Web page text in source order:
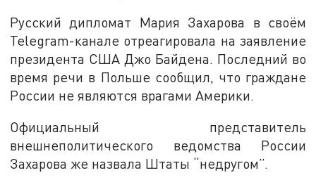
Русский дипломат Мария Захарова в своём
Telegram-канале отреагировала на заявление
президента США Джо Байдена. Последний во
время речи в Польше сообщил, что граждане
России не являются врагами Америки.
Официальный представитель
внешнеполитического ведомства России
Захарова же назвала Штаты “недругом”.